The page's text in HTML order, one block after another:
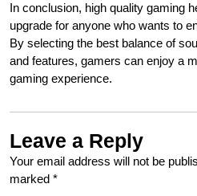
In conclusion, high quality gaming
upgrade for anyone who wants to
By selecting the best balance of
and features, gamers can enjoy a
gaming experience.
Leave a Reply
Your email address will not be
marked *